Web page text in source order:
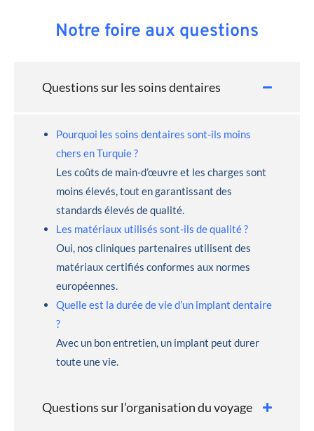
Notre foire aux questions
Questions sur les soins dentaires
Pourquoi les soins dentaires sont-ils moins
chers en Turquie ?
Les coûts de main-d’œuvre et les charges sont
moins élevés, tout en garantissant des
standards élevés de qualité.
Les matériaux utilisés sont-ils de qualité ?
Oui, nos cliniques partenaires utilisent des
matériaux certifiés conformes aux normes
européennes.
Quelle est la durée de vie d’un implant dentaire
?
Avec un bon entretien, un implant peut durer
toute une vie.
Questions sur l’organisation du voyage